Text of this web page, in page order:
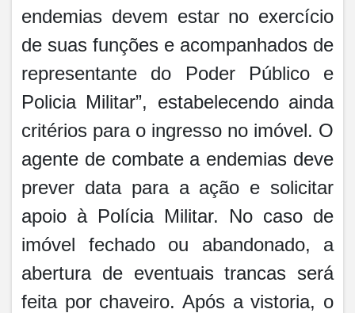
endemias devem estar no exercício
de suas funções e acompanhados de
representante do Poder Público e
Policia Militar”, estabelecendo ainda
critérios para o ingresso no imóvel. O
agente de combate a endemias deve
prever data para a ação e solicitar
apoio à Polícia Militar. No caso de
imóvel fechado ou abandonado, a
abertura de eventuais trancas será
feita por chaveiro. Após a vistoria, o